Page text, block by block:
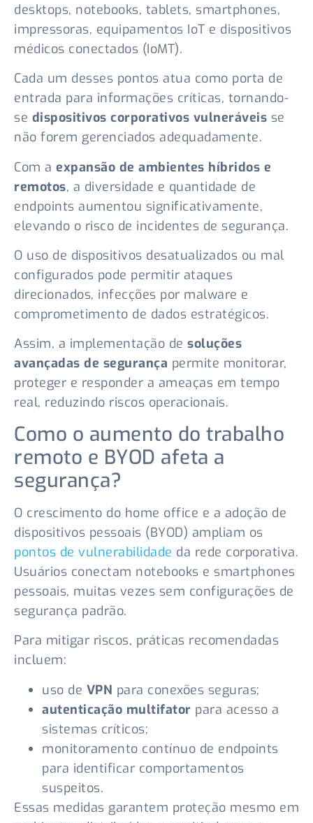
desktops, notebooks, tablets, smartphones,
impressoras, equipamentos IoT e dispositivos
médicos conectados (IoMT).
Cada um desses pontos atua como porta de
entrada para informações críticas, tornando-
se dispositivos corporativos vulneráveis se
não forem gerenciados adequadamente.
Com a expansão de ambientes híbridos e
remotos, a diversidade e quantidade de
endpoints aumentou significativamente,
elevando o risco de incidentes de segurança.
O uso de dispositivos desatualizados ou mal
configurados pode permitir ataques
direcionados, infecções por malware e
comprometimento de dados estratégicos.
Assim, a implementação de soluções
avançadas de segurança permite monitorar,
proteger e responder a ameaças em tempo
real, reduzindo riscos operacionais.
Como o aumento do trabalho
remoto e BYOD afeta a
segurança?
O crescimento do home office e a adoção de
dispositivos pessoais (BYOD) ampliam os
pontos de vulnerabilidade da rede corporativa.
Usuários conectam notebooks e smartphones
pessoais, muitas vezes sem configurações de
segurança padrão.
Para mitigar riscos, práticas recomendadas
incluem:
uso de VPN para conexões seguras;
autenticação multifator para acesso a
sistemas críticos;
monitoramento contínuo de endpoints
para identificar comportamentos
suspeitos.
Essas medidas garantem proteção mesmo em